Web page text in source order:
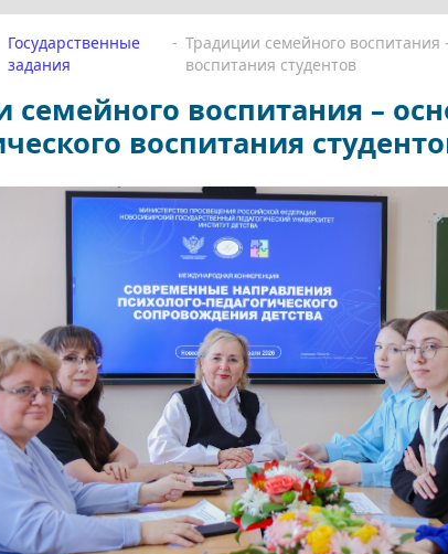
Государственные
задания
Традиции семейного воспитания
воспитания студентов
семейного воспитания –
воспитания